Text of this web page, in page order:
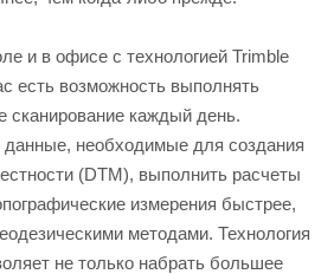
и в офисе с технологией Trimble
есть возможность выполнять
сканирование каждый день.
данные, необходимые для создания
(DTM), выполнить расчеты
измерения быстрее,
методами. Технология
не только набрать большее